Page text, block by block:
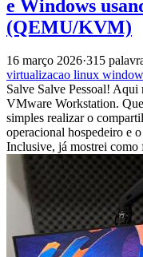
e Windows
(QEMU/KVM)
16 março 2026·315
virtualizacao linux
Salve Salve Pessoal!
VMware Workstation.
simples realizar o
operacional hospedeiro e
Inclusive, já mostrei como